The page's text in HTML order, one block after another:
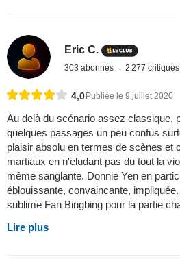
Eric C.
303 abonnés 2 277 critiques
4,0Publiée le 9 juillet 2020
Au delà du scénario assez classique,
quelques passages un peu confus
plaisir absolu en termes de scènes et
martiaux en n'eludant pas du tout la
même sanglante. Donnie Yen en
éblouissante, convaincante,
sublime Fan Bingbing pour la partie
Lire plus